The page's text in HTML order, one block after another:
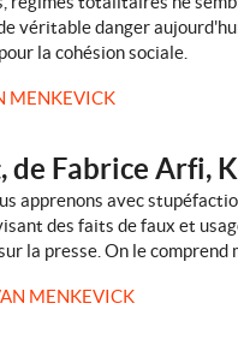
véritable danger
la cohésion sociale.
MENKEVICK
Fabrice Arfi,
apprenons avec
des faits de faux et
la presse. On le comprend
MENKEVICK